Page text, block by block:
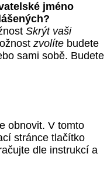
jméno
Skrýt vaši
zvolíte budete
sami sobě. Budete
obnovit. V tomto
stránce tlačítko
dle instrukcí a